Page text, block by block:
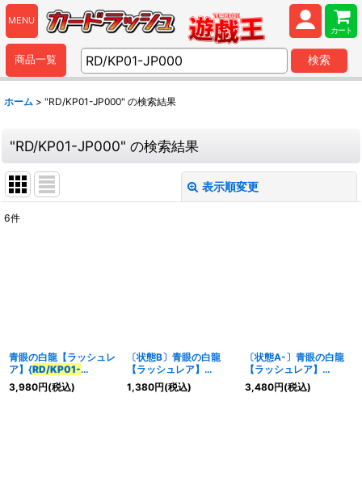
MENU
カート
商品一覧 検索
ホーム > "RD/KP01-JP000" の検索結果
"RD/KP01-JP000" の検索結果
表示順変更
カテゴリ:
6件
青眼の白龍【ラッシュレ
ア】{RD/KP01-
JP000}《RDモンスタ
ー》
3,980円(税込)
〔状態B〕青眼の白龍
【ラッシュレア】
{RD/KP01-JP000
《RDモンスター》
1,380円(税込)
〔状態A-〕青眼の白龍
【ラッシュレア】
{RD/KP01-JP000
《RDモンスター》
3,480円(税込)